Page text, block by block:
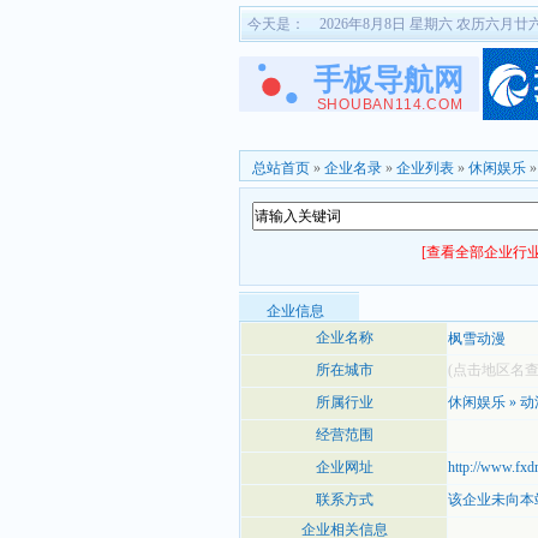
今天是： 2026年8月8日 星期六 农历六月廿
总站首页 » 企业名录 » 企业列表 » 休闲娱乐
[查看全部企业行
企业信息
企业名称
枫雪动漫
所在城市
(点击地区名
所属行业
休闲娱乐 » 动
经营范围
企业网址
http://
联系方式
该企业未向
企业相关信息